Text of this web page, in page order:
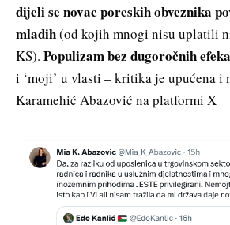
dijeli se novac poreskih obveznika
mladih(od kojih mnogi nisu uplatili
KS). Populizam bez dugoročnih
i ‘moji’ u vlasti – kritika je upućena i
Karamehić Abazović na platformi X